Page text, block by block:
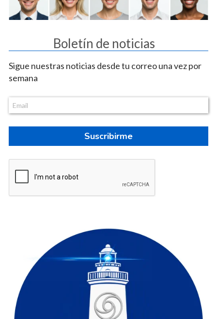
Boletín de noticias
Sigue nuestras noticias desde tu correo una vez por
semana
Suscribirme